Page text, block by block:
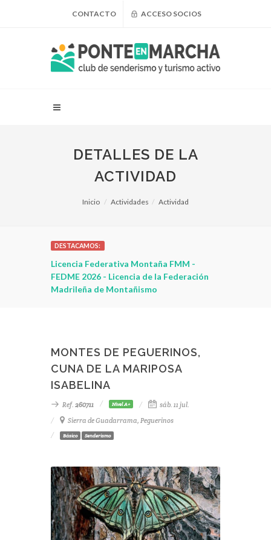
CONTACTO ACCESO SOCIOS
DETALLES DE LA
ACTIVIDAD
Inicio Actividades Actividad
DESTACAMOS:
Licencia Federativa Montaña FMM -
FEDME 2026 - Licencia de la Federación
Madrileña de Montañismo
MONTES DE PEGUERINOS,
CUNA DE LA MARIPOSA
ISABELINA
Ref. 260711 Nivel A+
sáb. 11 jul.
Sierra de Guadarrama, Peguerinos
Básico Senderismo